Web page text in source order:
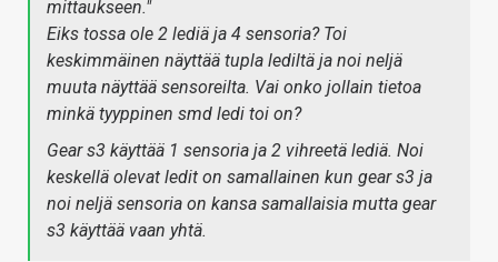
mittaukseen."
Eiks tossa ole 2 lediä ja 4 sensoria? Toi
keskimmäinen näyttää tupla lediltä ja noi neljä
muuta näyttää sensoreilta. Vai onko jollain tietoa
minkä tyyppinen smd ledi toi on?
Gear s3 käyttää 1 sensoria ja 2 vihreetä lediä. Noi
keskellä olevat ledit on samallainen kun gear s3 ja
noi neljä sensoria on kansa samallaisia mutta gear
s3 käyttää vaan yhtä.